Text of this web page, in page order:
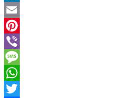
LinkedIn
Email
Pinterest
Viber
Message
WhatsApp